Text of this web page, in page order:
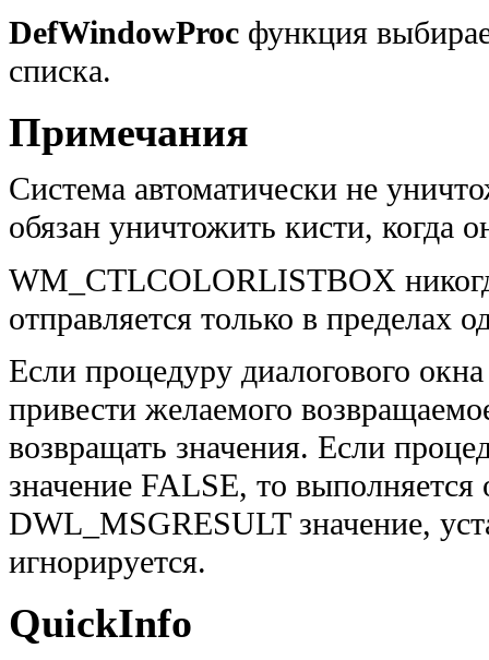
DefWindowProc функция
списка.
Примечания
Система автоматически не
обязан уничтожить кисти, когда
WM_CTLCOLORLISTBOX
отправляется только в пределах
Если процедуру диалогового
привести желаемого
возвращать значения. Если
значение FALSE, то
DWL_MSGRESULT значение,
игнорируется.
QuickInfo